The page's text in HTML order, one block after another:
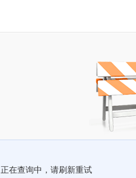
正在查询中，请刷新重试